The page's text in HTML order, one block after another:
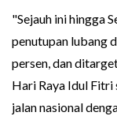
"Sejauh ini hingga
penutupan lubang
persen, dan
Hari Raya Idul Fitri
jalan nasional